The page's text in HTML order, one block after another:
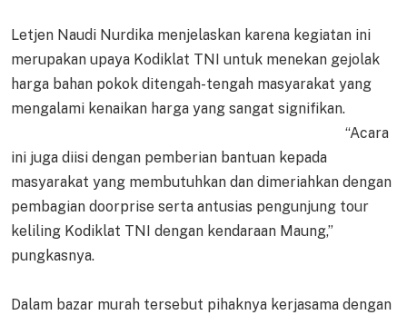
Letjen Naudi Nurdika menjelaskan karena kegiatan ini
merupakan upaya Kodiklat TNI untuk menekan gejolak
harga bahan pokok ditengah-tengah masyarakat yang
mengalami kenaikan harga yang sangat signifikan.
“Acara
ini juga diisi dengan pemberian bantuan kepada
masyarakat yang membutuhkan dan dimeriahkan dengan
pembagian doorprise serta antusias pengunjung tour
keliling Kodiklat TNI dengan kendaraan Maung,”
pungkasnya.
Dalam bazar murah tersebut pihaknya kerjasama dengan